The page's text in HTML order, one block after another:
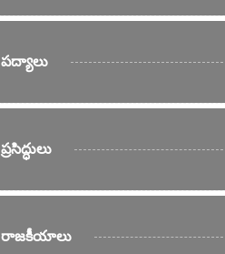
పద్యాలు
ప్రసిద్ధులు
రాజకీయాలు